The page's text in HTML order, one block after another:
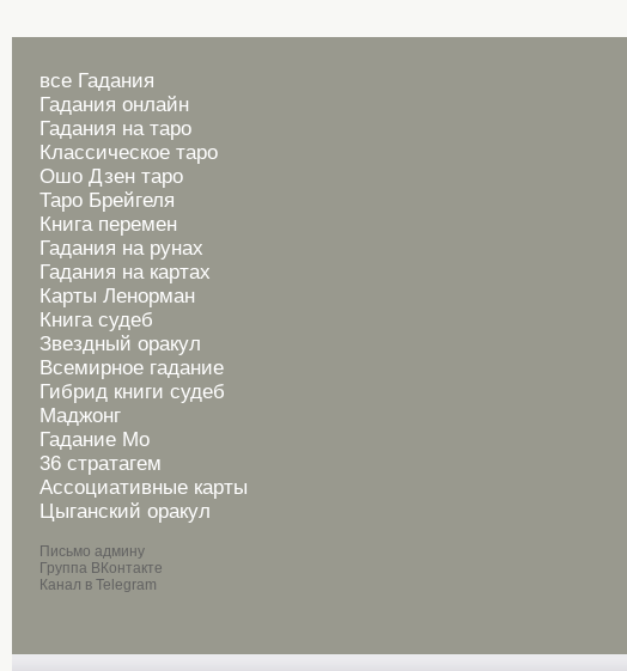
все Гадания
Гадания онлайн
Гадания на таро
Классическое таро
Ошо Дзен таро
Таро Брейгеля
Книга перемен
Гадания на рунах
Гадания на картах
Карты Ленорман
Книга судеб
Звездный оракул
Всемирное гадание
Гибрид книги судеб
Маджонг
Гадание Мо
36 стратагем
Ассоциативные карты
Цыганский оракул
Письмо админу
Группа ВКонтакте
Канал в Telegram